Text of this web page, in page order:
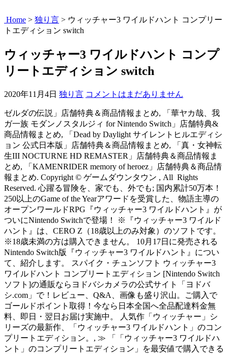
Home > 独り言 > ウィッチャー3 ワイルドハント コンプリー
トエディション switch
ウィッチャー3 ワイルドハント コンプ
リートエディション switch
2020年11月4日 独り言 コメントはまだありません
ゼルダの伝説」店舗特典＆商品情報まとめ, 「華ヤカ哉、我
ガ一族 モダンノスタルジィ for Nintendo Switch」店舗特典&
商品情報まとめ, 「Dead by Daylight サイレントヒルエディシ
ョン 公式日本版」店舗特典＆商品情報まとめ, 「真・女神転
生III NOCTURNE HD REMASTER」店舗特典＆商品情報ま
とめ, 「KAMENRIDER memory of heroez」店舗特典＆商品情
報まとめ. Copyright © ゲームダウンタウン , All Rights
Reserved. 心躍る冒険を、家でも、外でも; 国内累計50万本！
250以上のGame of the Yearアワードを受賞した、物語主導の
オープンワールドRPG『ウィッチャー3 ワイルドハント』が
ついにNintendo Switchで登場！ ※『ウィッチャー3 ワイルド
ハント』は、CERO Z（18歳以上のみ対象）のソフトです。
※18歳未満の方は購入できません。 10月17日に発売される
Nintendo Switch版『ウィッチャー3 ワイルドハント』につい
て、紹介します。 スパイク・チュンソフト ウィッチャー3
ワイルドハント コンプリートエディション [Nintendo Switch
ソフト]の通販ならヨドバシカメラの公式サイト「ヨドバ
シ.com」で！レビュー、Q&A、画像も盛り沢山。ご購入で
ゴールドポイント取得！今なら日本全国へ全品配達料金無
料、即日・翌日お届け実施中。 人気作「ウィッチャー」シ
リーズの最新作、「ウィッチャー3 ワイルドハント」のコン
プリートエディション。, ≫ 「「ウィッチャー3 ワイルドハ
ント」のコンプリートエディション」を最安値で購入できる